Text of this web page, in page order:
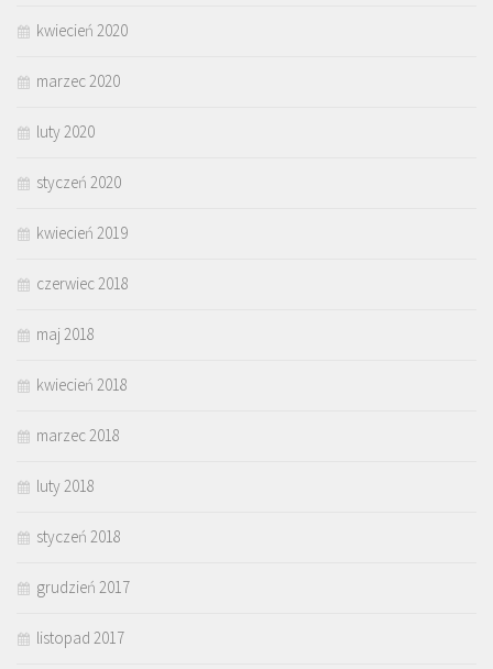
kwiecień 2020
marzec 2020
luty 2020
styczeń 2020
kwiecień 2019
czerwiec 2018
maj 2018
kwiecień 2018
marzec 2018
luty 2018
styczeń 2018
grudzień 2017
listopad 2017